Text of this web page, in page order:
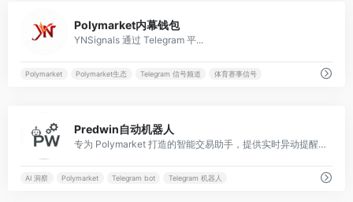
Polymarket内幕钱包
YNSignals 通过 Telegram 平...
Polymarket Polymarket生态 Telegram 信号频道 体育赛事信号
Predwin自动机器人
专为 Polymarket 打造的智能交易助手，提供实时异动提醒与“聪明钱”跟单功能, 自动交易套利工具。
AI 洞察 Polymarket Telegram bot Telegram 机器人